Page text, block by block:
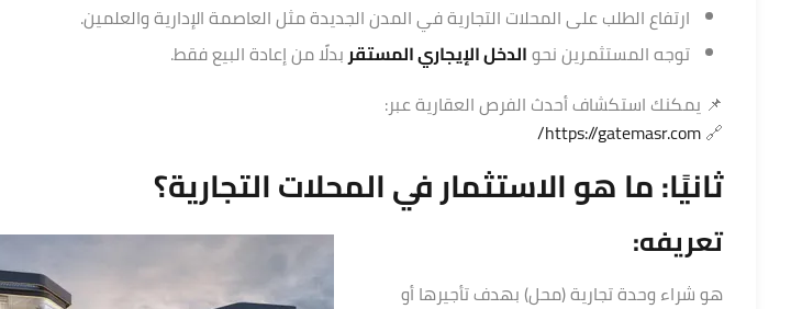
ارتفاع الطلب على المحلات التجارية في المدن الجديدة مثل العاصمة الإدارية والعلمين.
توجه المستثمرين نحوالدخل الإيجاري المستقربدلًا من إعادة البيع فقط.
📌 يمكنك استكشاف أحدث الفرص العقارية عبر:
🔗
https://gatemasr.com/
ثانيًا: ما هوالاستثمار في المحلات التجارية؟
تعريفه:
هو شراء وحدة تجارية (محل) بهدف تأجيرها أو